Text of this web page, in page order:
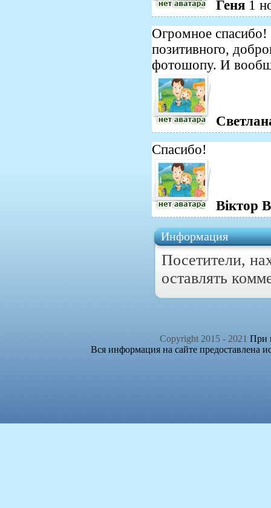
Геня 1
Огромное
позитивного,
фотошопу. И
Спасибо!
Віктор
Информация
Посетители,
оставлять
Copyright 2015 - 2021 При
Вся информация на сайте предоставлена